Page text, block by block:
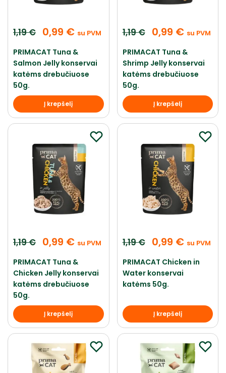
1,19€ 0,99 € su PVM
PRIMACAT Tuna &
Salmon Jelly konservai
katėms drebučiuose
50g.
Į krepšelį
1,19€ 0,99 € su PVM
PRIMACAT Tuna &
Shrimp Jelly konservai
katėms drebučiuose
50g.
Į krepšelį
1,19€ 0,99 € su PVM
PRIMACAT Tuna &
Chicken Jelly konservai
katėms drebučiuose
50g.
Į krepšelį
1,19€ 0,99 € su PVM
PRIMACAT Chicken in
Water konservai
katėms 50g.
Į krepšelį